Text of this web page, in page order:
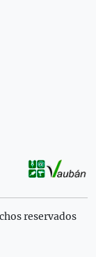
reservados